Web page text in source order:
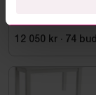
12 050 kr · 74 bud